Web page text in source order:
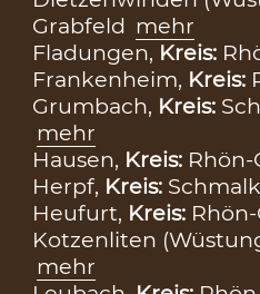
Grabfeld mehr
Fladungen, Kreis:
Frankenheim, Kreis:
Grumbach, Kreis:
mehr
Hausen, Kreis:
Herpf, Kreis:
Heufurt, Kreis:
Kotzenliten
mehr